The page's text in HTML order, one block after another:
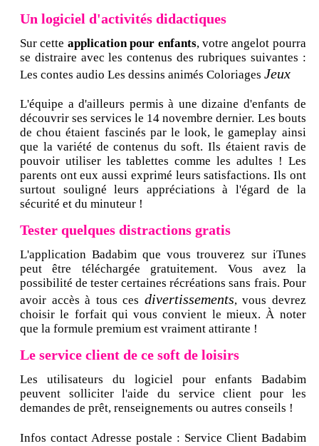
Un logiciel d'activités didactiques
Sur cette application pour enfants, votre angelot pourra
se distraire avec les contenus des rubriques suivantes :
Les contes audio Les dessins animés Coloriages Jeux
L'équipe a d'ailleurs permis à une dizaine d'enfants de
découvrir ses services le 14 novembre dernier. Les bouts
de chou étaient fascinés par le look, le gameplay ainsi
que la variété de contenus du soft. Ils étaient ravis de
pouvoir utiliser les tablettes comme les adultes ! Les
parents ont eux aussi exprimé leurs satisfactions. Ils ont
surtout souligné leurs appréciations à l'égard de la
sécurité et du minuteur !
Tester quelques distractions gratis
L'application Badabim que vous trouverez sur iTunes
peut être téléchargée gratuitement. Vous avez la
possibilité de tester certaines récréations sans frais. Pour
avoir accès à tous ces divertissements, vous devrez
choisir le forfait qui vous convient le mieux. À noter
que la formule premium est vraiment attirante !
Le service client de ce soft de loisirs
Les utilisateurs du logiciel pour enfants Badabim
peuvent solliciter l'aide du service client pour les
demandes de prêt, renseignements ou autres conseils !
Infos contact Adresse postale : Service Client Badabim